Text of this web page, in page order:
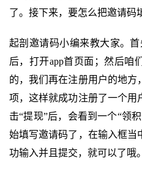
了。接下来，要怎么把邀请码
起剖邀请码小编来教大家。
后，打开app首页面；然后咱
的，我们再在注册用户的地
项，这样就成功注册了一个用
击“提现”后，会看到一个“领
始填写邀请码了，在输入框当
功输入并且提交，就可以了哦。